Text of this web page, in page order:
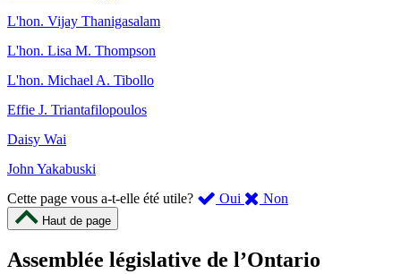
L'hon. Vijay Thanigasalam
L'hon. Lisa M. Thompson
L'hon. Michael A. Tibollo
Effie J. Triantafilopoulos
Daisy Wai
John Yakabuski
Cette page vous a-t-elle été utile?
Oui ,
été
Non
m’a
Haut de page
Assemblée législative de l’Ontario